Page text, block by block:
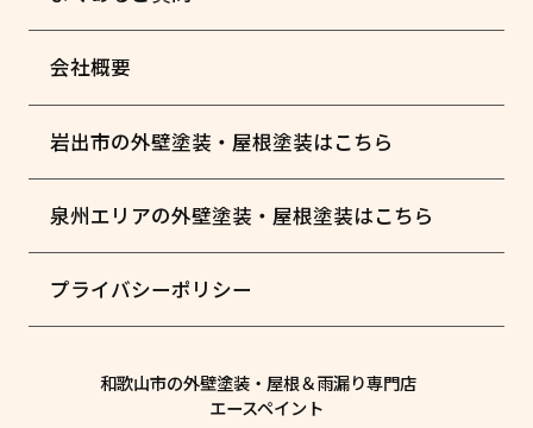
会社概要
岩出市の外壁塗装・屋根塗装はこちら
泉州エリアの外壁塗装・屋根塗装はこちら
プライバシーポリシー
和歌山市の外壁塗装・屋根＆雨漏り専門店
エースペイント